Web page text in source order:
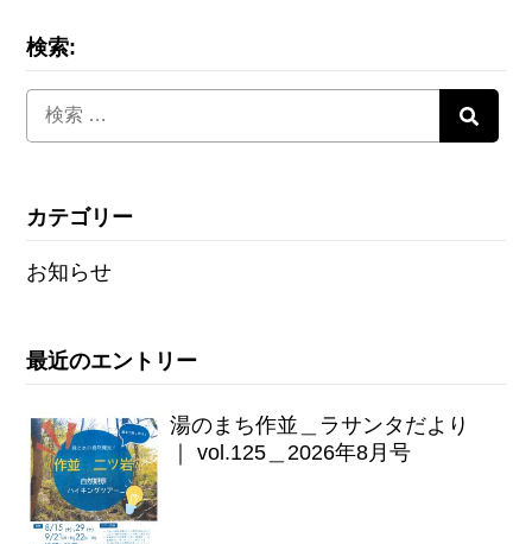
検索:
カテゴリー
お知らせ
最近のエントリー
湯のまち作並＿ラサンタだより
｜ vol.125＿2026年8月号